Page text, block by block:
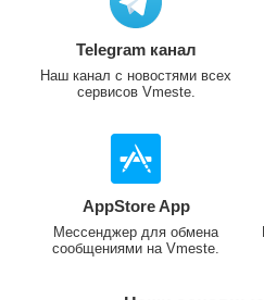
Telegram канал
Наш канал с новостями всех
сервисов Vmeste.
AppStore App
Мессенджер для обмена
сообщениями на Vmeste.